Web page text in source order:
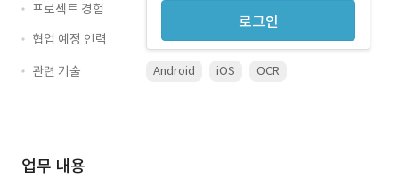
로그인
프로젝트 경험
협업 예정 인력
관련 기술
Android iOS OCR
업무 내용